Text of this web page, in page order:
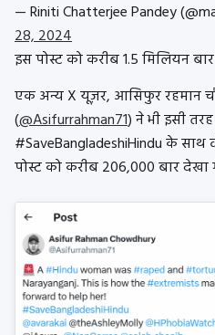
— Riniti Chatterjee Pandey
28, 2024
इस पोस्ट को करीब 1.5 मिलियन
एक अन्य X यूज़र, आसिफुर रहमान
(@Asifurrahman71) ने भी इसी
#SaveBangladeshiHindu के साथ
पोस्ट को करीब 206,000 बार देखा